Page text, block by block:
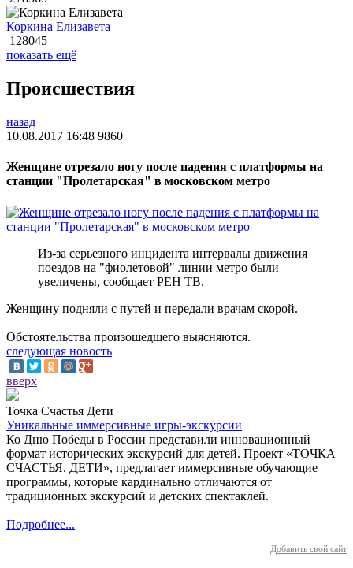
Коркина Елизавета
128045
показать ещё
Происшествия
назад
10.08.2017 16:48 9860
Женщине отрезало ногу после падения с платформы на
станции "Пролетарская" в московском метро
Из-за серьезного инцидента интервалы движения
поездов на "фиолетовой" линии метро были
увеличены, сообщает РЕН ТВ.
Женщину подняли с путей и передали врачам скорой.
Обстоятельства произошедшего выясняются.
следующая новость
вверх
Точка Счастья Дети
Уникальные иммерсивные игры-экскурсии
Ко Дню Победы в России представили инновационный
формат исторических экскурсий для детей. Проект «ТОЧКА
СЧАСТЬЯ. ДЕТИ», предлагает иммерсивные обучающие
программы, которые кардинально отличаются от
традиционных экскурсий и детских спектаклей.
Подробнее...
Добавить свой сайт